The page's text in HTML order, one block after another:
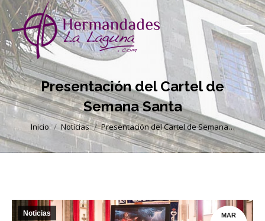
Presentación del Cartel de
Semana Santa
Estás aquí:
Inicio Noticias Presentación del Cartel de Semana…
MAR
Noticias